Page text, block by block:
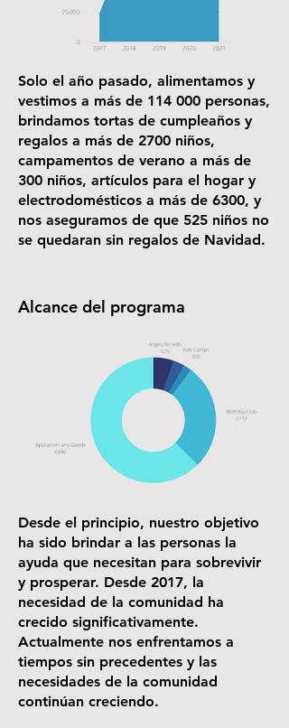
Solo el año pasado, alimentamos y
vestimos a más de 114 000 personas,
brindamos tortas de cumpleaños y
regalos a más de 2700 niños,
campamentos de verano a más de
300 niños, artículos para el hogar y
electrodomésticos a más de 6300, y
nos aseguramos de que 525 niños no
se quedaran sin regalos de Navidad.
Alcance del programa
Desde el principio, nuestro objetivo
ha sido brindar a las personas la
ayuda que necesitan para sobrevivir
y prosperar. Desde 2017, la
necesidad de la comunidad ha
crecido significativamente.
Actualmente nos enfrentamos a
tiempos sin precedentes y las
necesidades de la comunidad
continúan creciendo.